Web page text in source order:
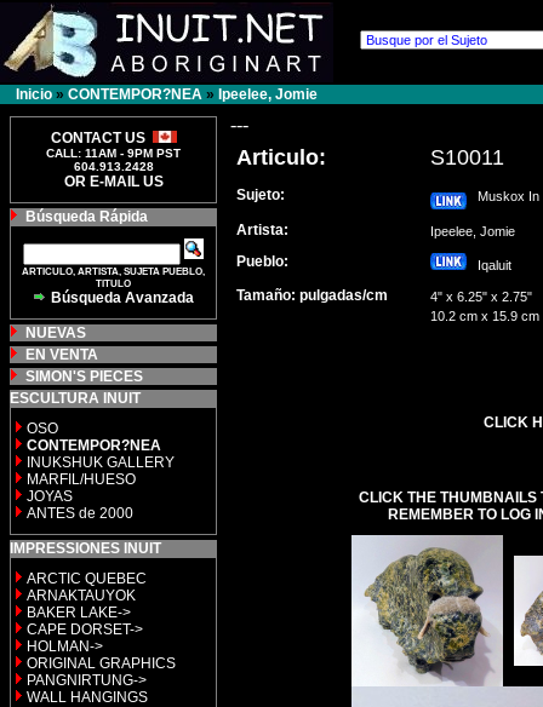
Inicio » CONTEMPOR?NEA » Ipeelee, Jomie
CONTACT US
CALL: 11AM - 9PM PST
604.913.2428
OR E-MAIL US
Búsqueda Rápida
ARTICULO, ARTISTA, SUJETA PUEBLO,
TITULO
Búsqueda Avanzada
NUEVAS
EN VENTA
SIMON'S PIECES
ESCULTURA INUIT
OSO
CONTEMPOR?NEA
INUKSHUK GALLERY
MARFIL/HUESO
JOYAS
ANTES de 2000
IMPRESSIONES INUIT
ARCTIC QUEBEC
ARNAKTAUYOK
BAKER LAKE->
CAPE DORSET->
HOLMAN->
ORIGINAL GRAPHICS
PANGNIRTUNG->
WALL HANGINGS
---
Articulo: S10011
Sujeto: Muskox In
Artista: Ipeelee, Jomie
Pueblo: Iqaluit
Tamaño: pulgadas/cm
4" x 6.25" x 2.75"
10.2 cm x 15.9 cm
CLICK
CLICK THE THUMBNAILS
REMEMBER TO LOG